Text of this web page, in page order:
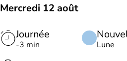
Mercredi 12 août
Journée
-3 min Lune